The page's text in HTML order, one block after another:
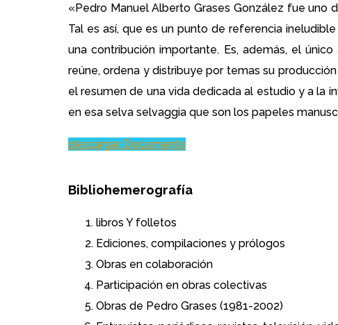
«Pedro Manuel Alberto Grases González fue uno
Tal es así, que es un punto de referencia
una contribución importante. Es, además, el
reúne, ordena y distribuye por temas su
el resumen de una vida dedicada al estudio y a la
en esa selva selvaggia que son los papeles
descargar Documento
Bibliohemerografía
libros Y folletos
Ediciones, compilaciones y prólogos
Obras en colaboración
Participación en obras colectivas
Obras de Pedro Grases (1981-2002)